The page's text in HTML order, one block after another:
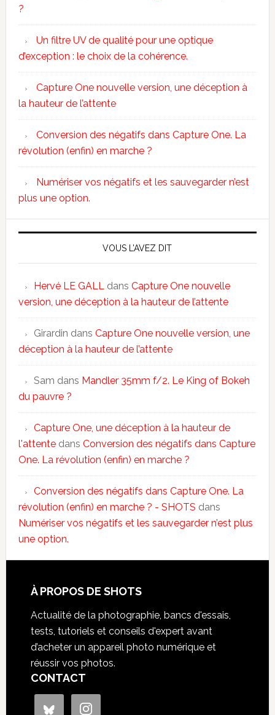
?
Un filtre UV de qualité pour une optique
d’exception : le choix de la cohérence.
Capture One nouvelle version, une déception à
la hauteur de l’attente
Conversion des négatifs dans Capture One. La
révolution (enfin) en marche ?
Numériser vos négatifs et les sauvegarder n’est
plus une option.
VOUS L’AVEZ DIT
Hervé LE GALL dans Capture One nouvelle
version, une déception à la hauteur de l’attente
Girardin dans Capture One nouvelle version, une
déception à la hauteur de l’attente
Sam dans Mandler 35mm f/2. Le King of Bokeh
du pauvre ?
Capture One, une déception à la hauteur de
l'attentedans Conversion des négatifs dans Capture
One. La révolution (enfin) en marche ?
Conversion des négatifs dans Capture One. La
révolution (enfin) en marche ? - SHOTS dans
Numériser vos négatifs et les sauvegarder n’est plus
une option.
À PROPOS DE SHOTS
Actualité de la photographie, bancs d'essais,
tests, tutoriels et conseils d'expert avant
d’acheter un appareil photo numérique et
réussir vos photos.
CONTACT